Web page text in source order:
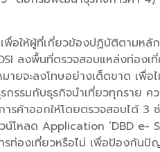
พื่อให้ผู้ที่เกี่ยวข้องปฏิบัติตาม
ลงพื้นที่ตรวจสอบแหล่งท่องเที่
ยจะลงโทษอย่างเด็ดขาด เพื่อ
กรรมกับธุรกิจนำเที่ยวทุกราย
ค้าออกให้โดยตรวจสอบได้ 3
โหลด Application ‘DBD e-
รท่องเที่ยวหรือไม่ เพื่อป้องกัน